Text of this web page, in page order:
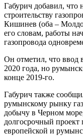
Габурич добавил,
строительству
Кишинев (оба –
его словам, работы
газопровода
Он отметил, что ввод
2020 года, но
конце 2019-го.
Габурич также
румынскому рынку
добычу в Черном
долгосрочный проект
европейской и